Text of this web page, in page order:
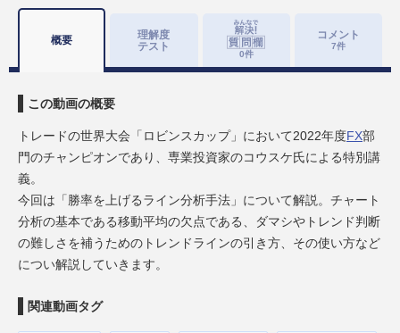
概要
理解度
テスト
0件
コメント
7件
この動画の概要
トレードの世界大会「ロビンスカップ」において2022年度FX部
門のチャンピオンであり、専業投資家のコウスケ氏による特別講
義。
今回は「勝率を上げるライン分析手法」について解説。チャート
分析の基本である移動平均の欠点である、ダマシやトレンド判断
の難しさを補うためのトレンドラインの引き方、その使い方など
につい解説していきます。
関連動画タグ